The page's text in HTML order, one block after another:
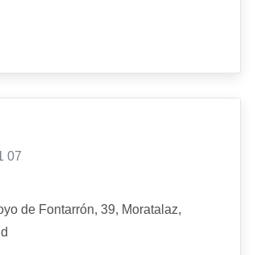
07
de Fontarrón, 39, Moratalaz,